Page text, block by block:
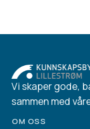
Vi skaper gode,
sammen med
OM OSS